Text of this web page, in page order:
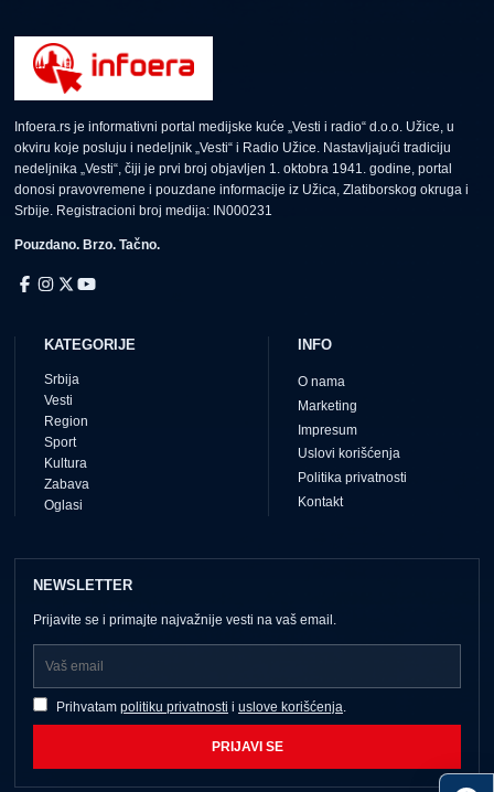
Infoera.rs je informativni portal medijske kuće „Vesti i radio“ d.o.o. Užice, u
okviru koje posluju i nedeljnik „Vesti“ i Radio Užice. Nastavljajući tradiciju
nedeljnika „Vesti“, čiji je prvi broj objavljen 1. oktobra 1941. godine, portal
donosi pravovremene i pouzdane informacije iz Užica, Zlatiborskog okruga i
Srbije. Registracioni broj medija: IN000231
Pouzdano. Brzo. Tačno.
KATEGORIJE
Srbija
Vesti
Region
Sport
Kultura
Zabava
Oglasi
INFO
O nama
Marketing
Impresum
Uslovi korišćenja
Politika privatnosti
Kontakt
NEWSLETTER
Prijavite se i primajte najvažnije vesti na vaš email.
Prihvatam politiku privatnosti i uslove korišćenja
PRIJAVI SE